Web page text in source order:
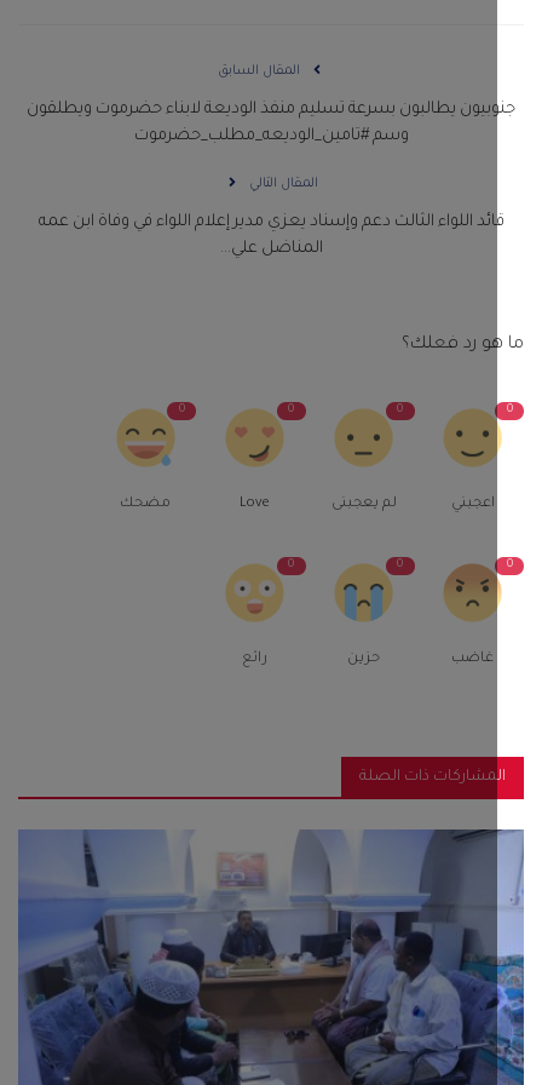
المقال السابق
يطالبون بسرعة تسليم منفذ الوديعة لابناء حضرموت ويطلقون
وسم #تامين_الوديعه_مطلب_حضرموت
المقال التالي
اللواء الثالث دعم وإسناد يعزي مدير إعلام اللواء في وفاة ابن عمه
المناضل علي...
رد فعلك؟
لم يعجبنى مضحك
ذات الصلة